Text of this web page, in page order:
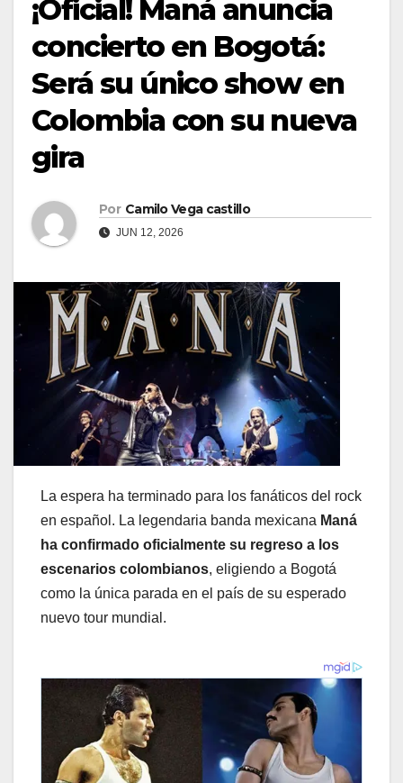
¡Oficial! Maná anuncia
concierto en Bogotá:
Será su único show en
Colombia con su nueva
gira
Por Camilo Vega castillo
JUN 12, 2026
La espera ha terminado para los fanáticos del rock
en español. La legendaria banda mexicana Maná
ha confirmado oficialmente su regreso a los
escenarios colombianos, eligiendo a Bogotá
como la única parada en el país de su esperado
nuevo tour mundial.